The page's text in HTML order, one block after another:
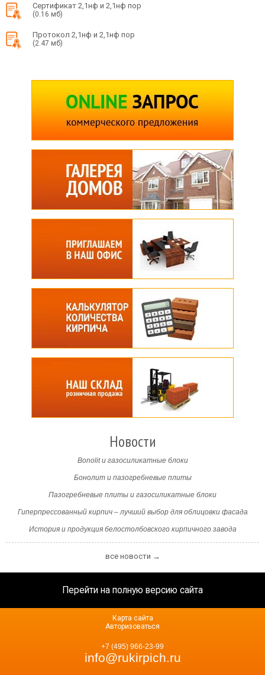
Сертификат 2,1нф и 2,1нф пор
(0.16 мб)
Протокол 2,1нф и 2,1нф пор
(2.47 мб)
Новости
Bonolit и газосиликатные блоки
Бонолит и пазогребневые плиты
Пазогребневые плиты и газосиликатные блоки
Гиперпрессованный кирпич – лучший выбор для облицовки фасада
История и продукция белостолбовского кирпичного завода
все новости →
Перейти на полную версию сайта
+7 (495) 966-23-99
info@rukirpich.ru
Карта сайта
Авторизоваться